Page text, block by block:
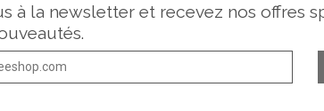
à la newsletter et recevez nos offres